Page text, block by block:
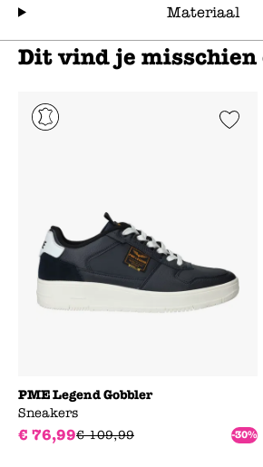
Materiaal
Dit vind je misschien
Add to Wishlist
PME Legend Gobbler
Sneakers
€ 76,99€ 109,99 -30%